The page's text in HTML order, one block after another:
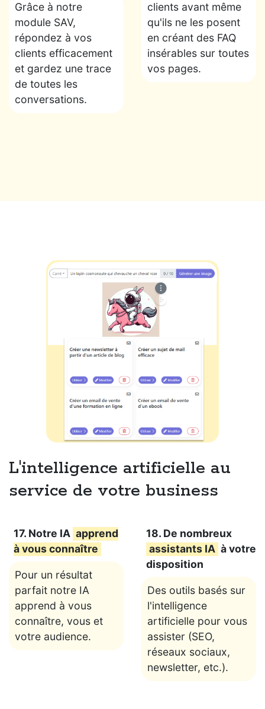
Grâce à notre
module SAV,
répondez à vos
clients efficacement
et gardez une trace
de toutes les
conversations.
clients avant même
qu'ils ne les posent
en créant des FAQ
insérables sur toutes
vos pages.
L'intelligence artificielle au
service de votre business
17. Notre IA apprend
à vous connaître
Pour un résultat
parfait notre IA
apprend à vous
connaître, vous et
votre audience.
18. De nombreux
assistants IA à votre
disposition
Des outils basés sur
l'intelligence
artificielle pour vous
assister (SEO,
réseaux sociaux,
newsletter, etc.).